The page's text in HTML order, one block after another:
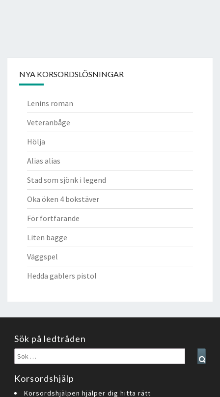
NYA KORSORDSLÖSNINGAR
Lenins roman
Veteranbåge
Hölja
Alias alias
Stad som sjönk i legend
Oka öken 4 bokstäver
För fortfarande
Liten bagge
Väggspel
Hedda gablers pistol
Sök på ledtråden
Sök
efter:
Korsordshjälp
Korsordshjälpen hjälper dig hitta rätt